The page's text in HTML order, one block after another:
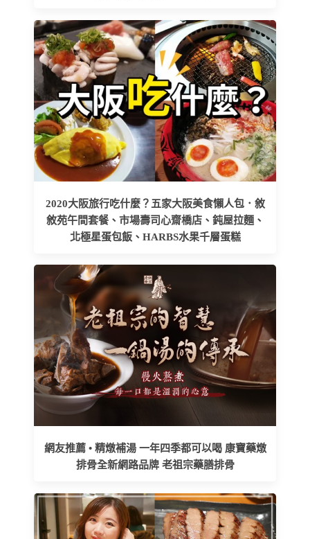
2020大阪旅行吃什麼？五家大阪美食懶人包．敘
敘苑午間套餐、市場壽司心齋橋店、鈍屋拉麵、
北極星蛋包飯、HARBS水果千層蛋糕
網友推薦 • 精燉補湯 一年四季都可以喝 康寶藥燉
排骨全新網路品牌 老祖宗藥膳排骨